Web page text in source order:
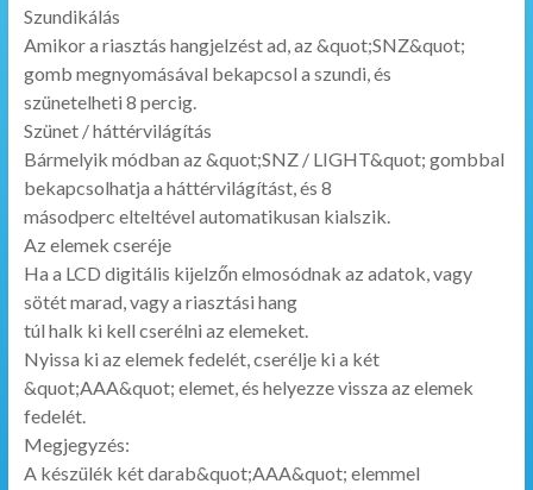
Szundikálás
Amikor a riasztás hangjelzést ad, az &quot;SNZ&quot;
gomb megnyomásával bekapcsol a szundi, és
szünetelheti 8 percig.
Szünet / háttérvilágítás
Bármelyik módban az &quot;SNZ / LIGHT&quot; gombbal
bekapcsolhatja a háttérvilágítást, és 8
másodperc elteltével automatikusan kialszik.
Az elemek cseréje
Ha a LCD digitális kijelzőn elmosódnak az adatok, vagy
sötét marad, vagy a riasztási hang
túl halk ki kell cserélni az elemeket.
Nyissa ki az elemek fedelét, cserélje ki a két
&quot;AAA&quot; elemet, és helyezze vissza az elemek
fedelét.
Megjegyzés:
A készülék két darab&quot;AAA&quot; elemmel